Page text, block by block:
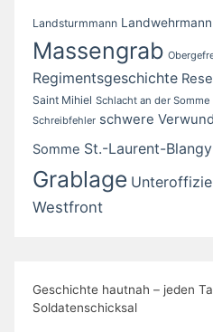
Landsturmmann Landwehrmann
Massengrab
Regimentsgeschichte
Saint Mihiel Schlacht an der Somme
Schreibfehler schwere
Somme St.-Laurent-Blangy
Grablage
Westfront
Geschichte hautnah – jeden
Soldatenschicksal